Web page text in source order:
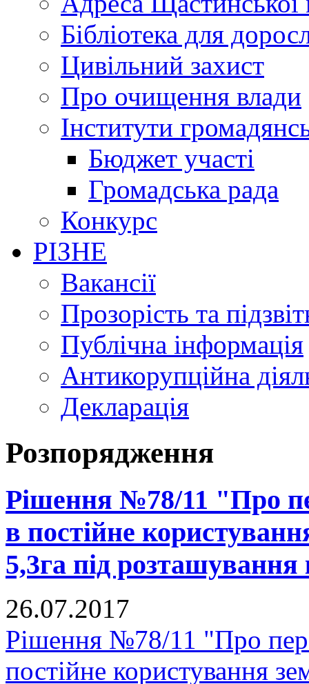
Бібліотека для
Цивільний захист
Про очищення влади
Інститути
Бюджет участі
Громадська рада
Конкурс
РІЗНЕ
Вакансії
Прозорість та
Публічна інформація
Антикорупційна
Декларація
Розпорядження
Рішення №78/11 "Про
в постійне
5,3га під
26.07.2017
Рішення №78/11 "Про
постійне користування